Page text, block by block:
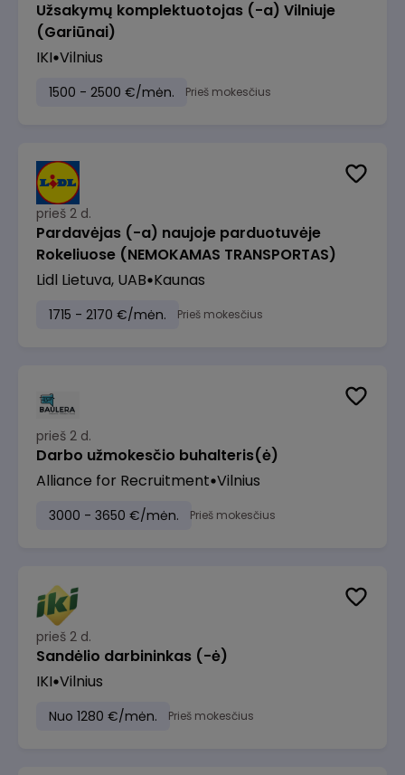
Užsakymų komplektuotojas (-a) Vilniuje
(Gariūnai)
IKI Vilnius
1500 - 2500 €/mėn. Prieš mokesčius
prieš 2 d.
Pardavėjas (-a) naujoje parduotuvėje
Rokeliuose (NEMOKAMAS TRANSPORTAS)
Lidl Lietuva, UAB Kaunas
1715 - 2170 €/mėn. Prieš mokesčius
prieš 2 d.
Darbo užmokesčio buhalteris(ė)
Alliance for Recruitment Vilnius
3000 - 3650 €/mėn. Prieš mokesčius
prieš 2 d.
Sandėlio darbininkas (-ė)
IKI Vilnius
Nuo 1280 €/mėn. Prieš mokesčius